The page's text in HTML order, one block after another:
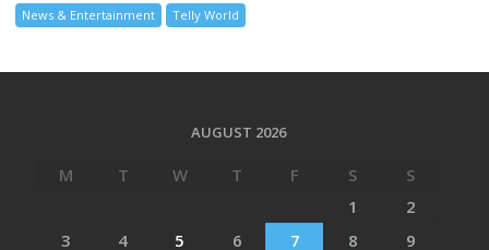
News & Entertainment
Telly World
AUGUST 2026
M T W T F S
S
1
2
3
4 5 6 7 8
9